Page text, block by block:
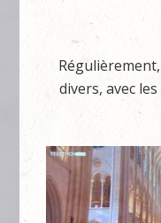
divers, avec